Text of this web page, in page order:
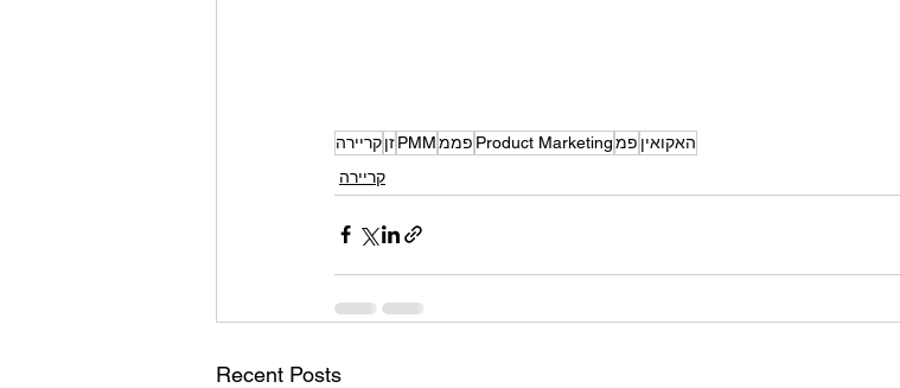
קריירהזןPMMפממ Product Marketingפמ האקואין
קריירה
Recent Posts